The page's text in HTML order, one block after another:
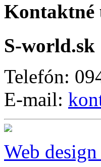
Kontaktné
S-world.sk
Telefón:
E-mail:
Web